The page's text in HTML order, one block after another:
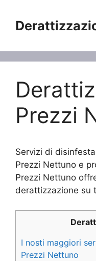
contenuto
Prezzi
Servizi di
Prezzi Nettuno e
Prezzi Nettuno
derattizzazione su
I nosti maggiori
Prezzi Nettuno